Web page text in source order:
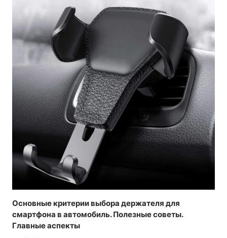
Основные критерии выбора держателя для
смартфона в автомобиль. Полезные советы.
Главные аспекты